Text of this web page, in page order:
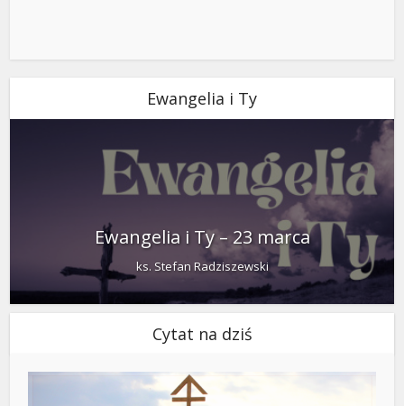
Ewangelia i Ty
Ewangelia i Ty – 23 marca
ks. Stefan Radziszewski
Cytat na dziś